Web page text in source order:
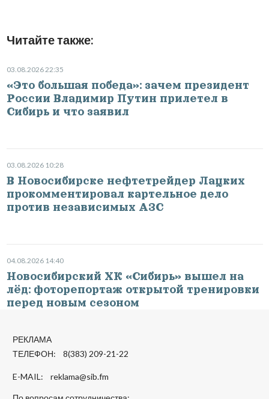
Читайте также:
03.08.2026 22:35
«Это большая победа»: зачем президент
России Владимир Путин прилетел в
Сибирь и что заявил
03.08.2026 10:28
В Новосибирске нефтетрейдер Лацких
прокомментировал картельное дело
против независимых АЗС
04.08.2026 14:40
Новосибирский ХК «Сибирь» вышел на
лёд: фоторепортаж открытой тренировки
перед новым сезоном
РЕКЛАМА
ТЕЛЕФОН: 8(383) 209-21-22
E-MAIL: reklama@sib.fm